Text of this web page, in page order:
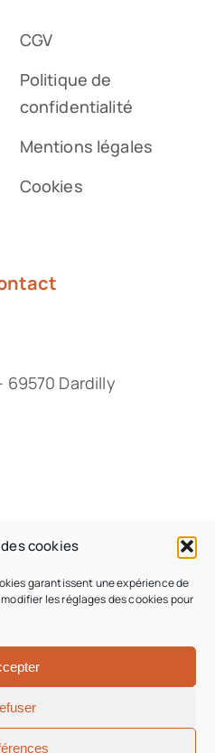
cookies
garantissent une expérience de
les réglages des cookies pour
CGV
Politique de
confidentialité
Mentions légales
Cookies
69570 Dardilly
en haut